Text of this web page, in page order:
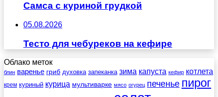
Самса с куриной грудкой
05.08.2026
Тесто для чебуреков на кефире
Облако меток
блин варенье гриб духовка запеканка зима капуста кефир котлета
крем куриный курица мультиварке мясо огурец печенье пирог